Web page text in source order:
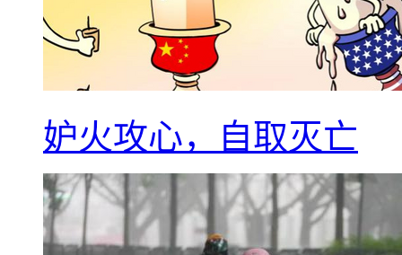
妒火攻心，自取灭亡